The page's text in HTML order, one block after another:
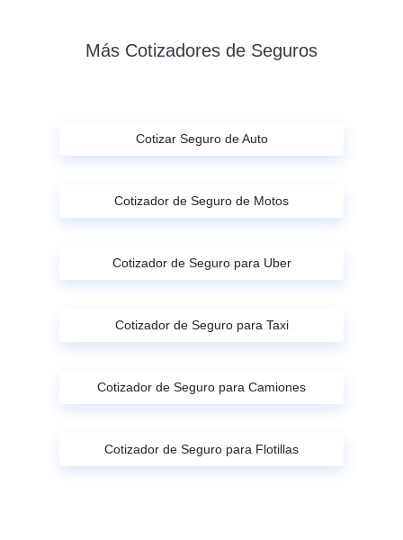
Más Cotizadores de Seguros
Cotizar Seguro de Auto
Cotizador de Seguro de Motos
Cotizador de Seguro para Uber
Cotizador de Seguro para Taxi
Cotizador de Seguro para Camiones
Cotizador de Seguro para Flotillas